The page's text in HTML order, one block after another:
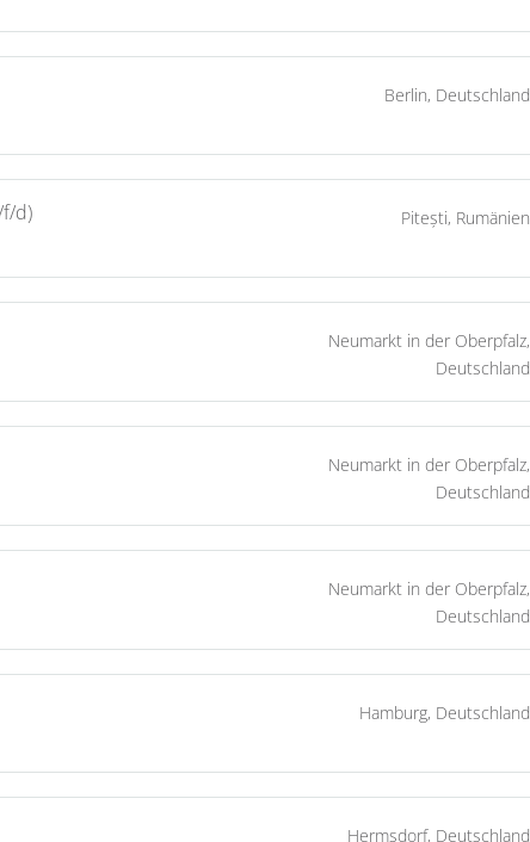
Berlin, Deutschland
f/d) Pitești, Rumänien
Neumarkt in der Oberpfalz,
Deutschland
Neumarkt in der Oberpfalz,
Deutschland
Neumarkt in der Oberpfalz,
Deutschland
Hamburg, Deutschland
Hermsdorf, Deutschland